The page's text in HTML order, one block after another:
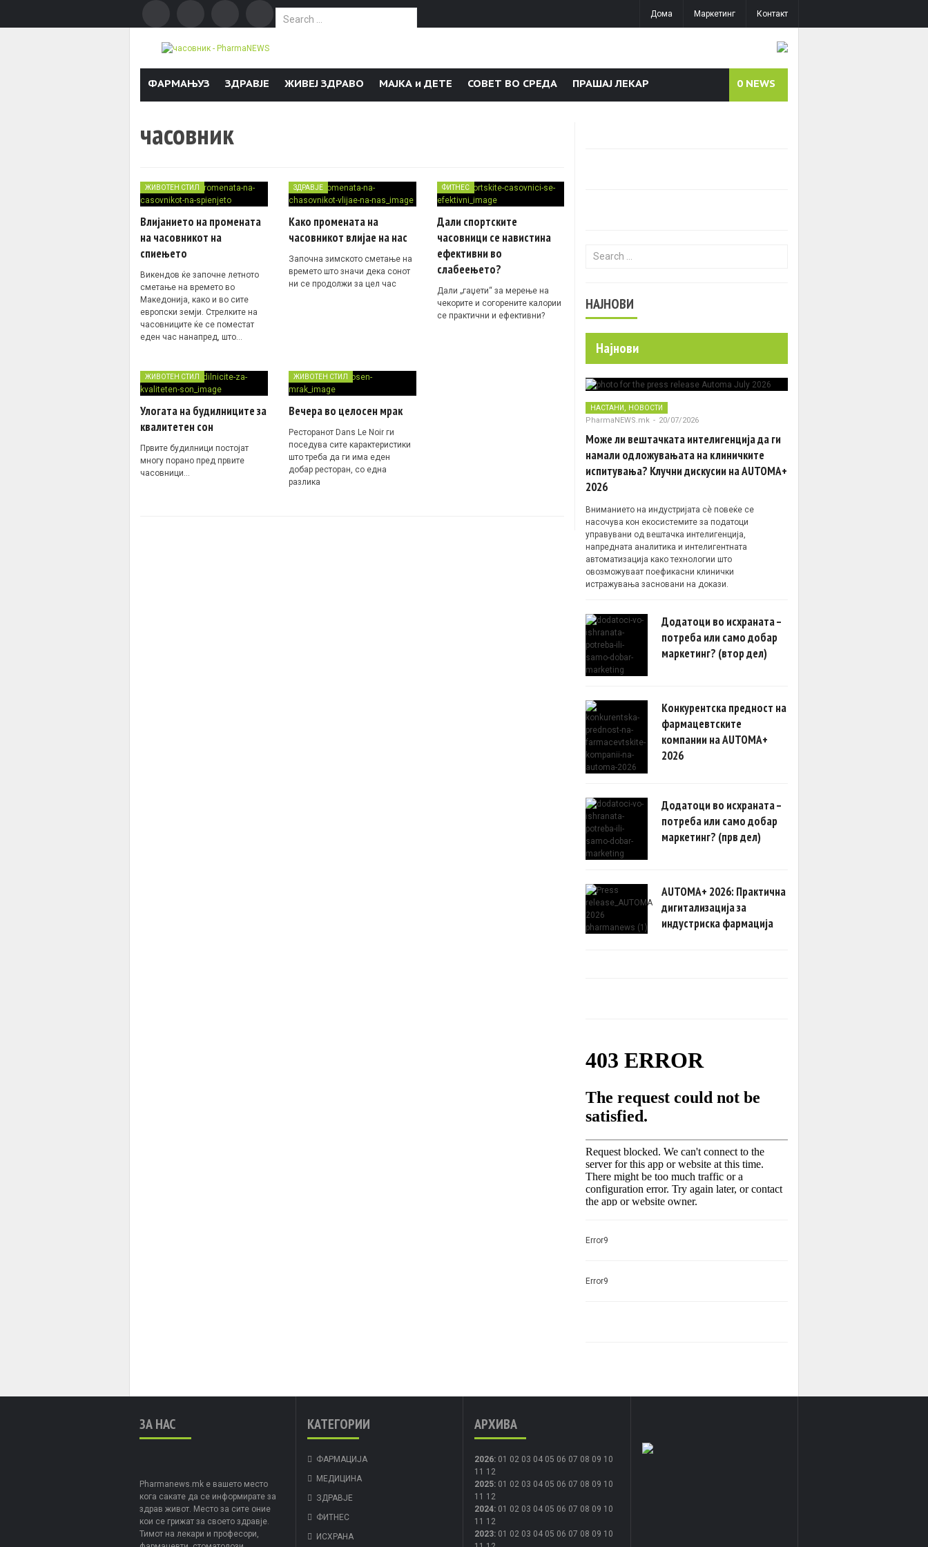
Search for:
Дома Маркетинг Контакт
ФАРМАЊУЗ ЗДРАВЈЕ ЖИВЕЈ ЗДРАВО МАЈКА и ДЕТЕ СОВЕТ ВО СРЕДА ПРАШАЈ ЛЕКАР 0 NEWS
часовник
ЖИВОТЕН СТИЛ
Влијанието на промената
на часовникот на
спиењето
Викендов ќе започне летното
сметање на времето во
Македонија, како и во сите
европски земји. Стрелките на
часовниците ќе се поместат
еден час нанапред, што…
ЗДРАВЈЕ
Како промената на
часовникот влијае на нас
Започна зимското сметање на
времето што значи дека сонот
ни се продолжи за цел час
ФИТНЕС
Дали спортските
часовници се навистина
ефективни во
слабеењето?
Дали „гаџети“ за мерење на
чекорите и согорените калории
се практични и ефективни?
ЖИВОТЕН СТИЛ
Улогата на будилниците за
квалитетен сон
Првите будилници постојат
многу порано пред првите
часовници…
ЖИВОТЕН СТИЛ
Вечера во целосен мрак
Ресторанот Dans Le Noir ги
поседува сите карактеристики
што треба да ги има еден
добар ресторан, со една
разлика
Search for:
НАЈНОВИ
Најнови
НАСТАНИ НОВОСТИ
PharmaNEWS.mk - 20/07/2026
Може ли вештачката интелигенција да ги
намали одложувањата на клиничките
испитувања? Клучни дискусии на AUTOMA+
2026
Вниманието на индустријата сè повеќе се
насочува кон екосистемите за податоци
управувани од вештачка интелигенција,
напредната аналитика и интелигентната
автоматизација како технологии што
овозможуваат поефикасни клинички
истражувања засновани на докази.
Додатоци во исхраната –
потреба или само добар
маркетинг? (втор дел)
Конкурентска предност на
фармацевтските
компании на AUTOMA+
2026
Додатоци во исхраната –
потреба или само добар
маркетинг? (прв дел)
AUTOMA+ 2026: Практична
дигитализација за
индустриска фармација
Error9
Error9
ЗА НАС
Pharmanews.mk е вашето место
кога сакате да се информирате за
здрав живот. Место за сите оние
кои се грижат за своето здравје.
Тимот на лекари и професори,
КАТЕГОРИИ
ФАРМАЦИЈА
МЕДИЦИНА
ЗДРАВЈЕ
ФИТНЕС
ИСХРАНА
АРХИВА
2026: 01 02 03 04 05 06 07 08 09 10
11 12
2025: 01 02 03 04 05 06 07 08 09 10
11 12
2024: 01 02 03 04 05 06 07 08 09 10
11 12
2023: 01 02 03 04 05 06 07 08 09 10